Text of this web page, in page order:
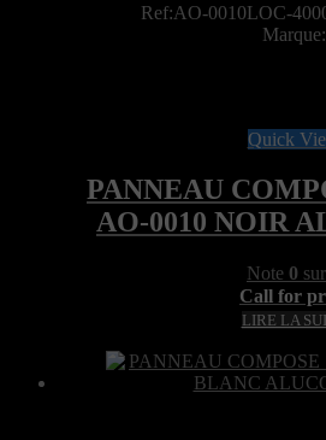
Ref:AO-0010LOC-
Marque:
Quick
PANNEAU
AO-0010 NOIR
Note 0
Call for
LIRE LA